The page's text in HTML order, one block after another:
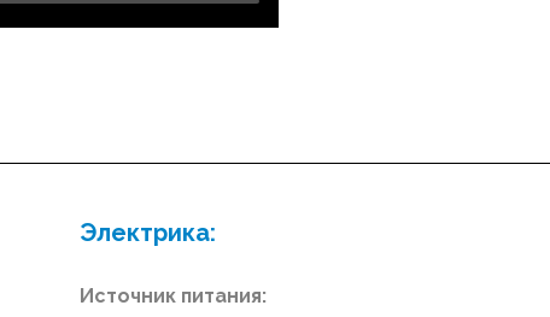
Электрика:
Источник питания: